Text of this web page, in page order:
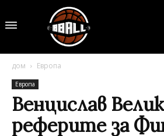
дом Европа
Европа
Венцислав
реферите за